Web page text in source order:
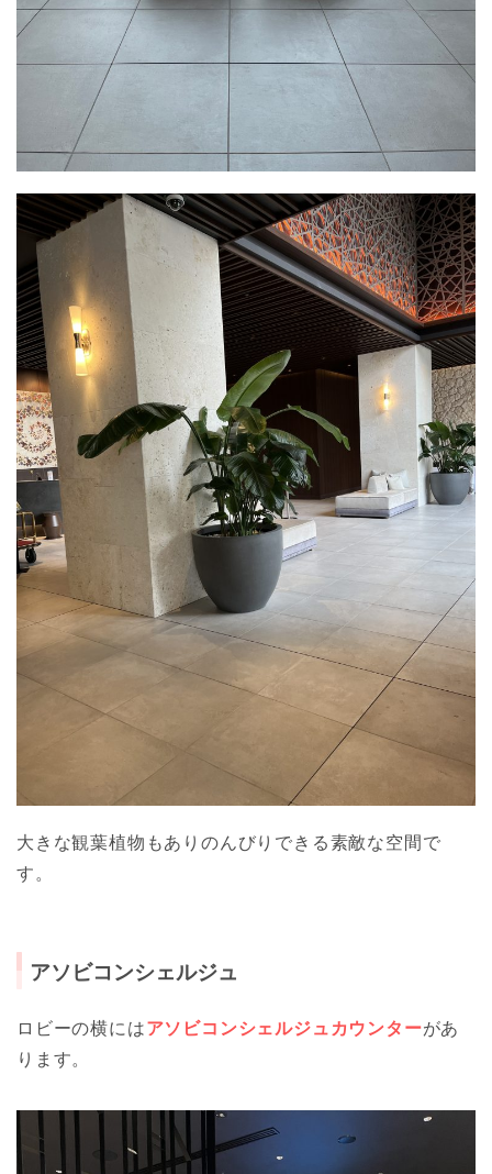
大きな観葉植物もありのんびりできる素敵な空間で
す。
アソビコンシェルジュ
ロビーの横にはアソビコンシェルジュカウンターがあ
ります。